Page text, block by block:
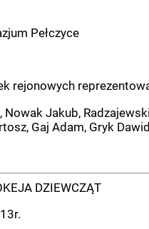
Pełczyce
rejonowych
Jakub,
Gaj Adam, Gryk
DZIEWCZĄT